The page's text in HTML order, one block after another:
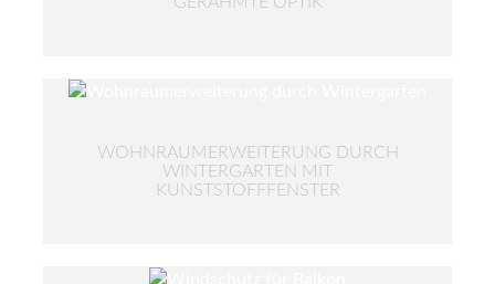
WOHNRAUMERWEITERUNG DURCH
WINTERGARTEN MIT
KUNSTSTOFFFENSTER